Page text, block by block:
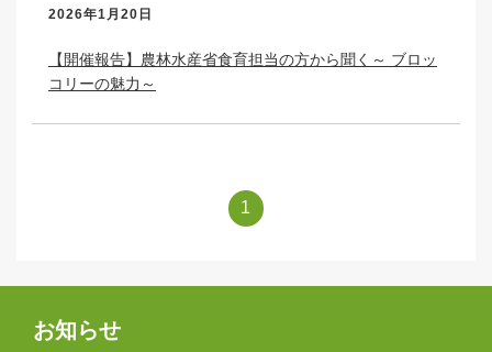
2026年1月20日
【開催報告】農林水産省食育担当の方から聞く～ ブロッ
コリーの魅力～
1
お知らせ